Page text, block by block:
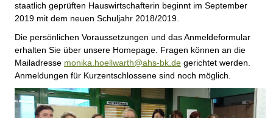
staatlich geprüften Hauswirtschafterin beginnt im September
2019 mit dem neuen Schuljahr 2018/2019.
Die persönlichen Voraussetzungen und das Anmeldeformular
erhalten Sie über unsere Homepage. Fragen können an die
Mailadresse monika.hoellwarth@ahs-bk.de gerichtet werden.
Anmeldungen für Kurzentschlossene sind noch möglich.